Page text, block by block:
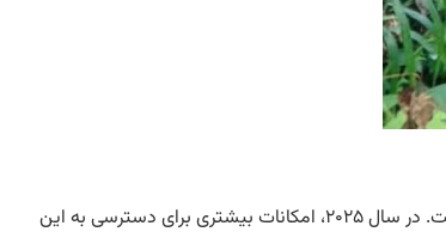
آبشارهای دومینیکا از جمله جاذبه‌های طبیعی شگفت‌انگیز این جزیره هستند. آبشار “ترابوکا”، با ارتفاعی بالغ بر ۶۵ متر، یکی از زیباترین و معروف‌ترین آبشارها است. در سال ۲۰۲۵، امکانات بیشتری برای دسترسی به این